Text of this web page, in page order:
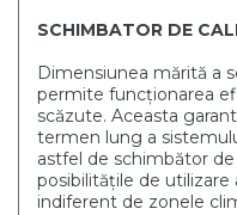
SCHIMBATOR DE
Dimensiunea mărită a
permite funcționarea
scăzute. Aceasta
termen lung a
astfel de schimbător
posibilitățile de
indiferent de zonele